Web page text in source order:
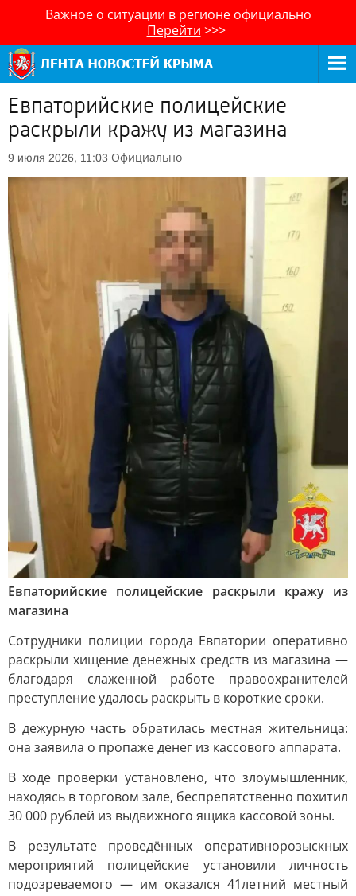
Важное о ситуации в регионе официально
Перейти >>>
Евпаторийские полицейские
раскрыли кражу из магазина
9 июля 2026, 11:03 Официально
Евпаторийские полицейские раскрыли кражу из
магазина
Сотрудники полиции города Евпатории оперативно
раскрыли хищение денежных средств из магазина —
благодаря слаженной работе правоохранителей
преступление удалось раскрыть в короткие сроки.
В дежурную часть обратилась местная жительница:
она заявила о пропаже денег из кассового аппарата.
В ходе проверки установлено, что злоумышленник,
находясь в торговом зале, беспрепятственно похитил
30 000 рублей из выдвижного ящика кассовой зоны.
В результате проведённых оперативнорозыскных
мероприятий полицейские установили личность
подозреваемого — им оказался 41летний местный